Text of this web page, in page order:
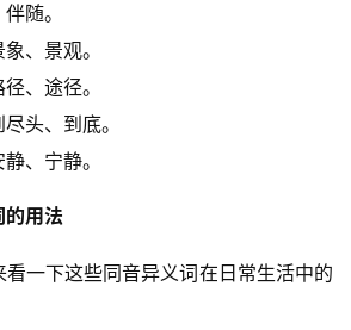
随。
、景观。
、途径。
头、到底。
、宁静。
的用法
一下这些同音异义词在日常生活中的